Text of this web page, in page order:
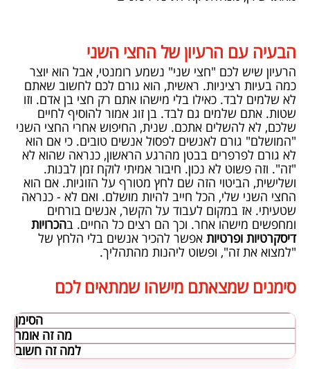
הבעיה עם הרעיון של החצי השני
הרעיון שיש לכם "חצי שני" נשמע רומנטי, אבל הוא יוצר
כמה בעיות רציניות. ראשית, הוא גורם לכם לחשוב שאתם
לא שלמים לבד. כאילו בלי מישהו אתם רק חצי בן אדם. וזו
שטות. אתם שלמים גם לבד. בן זוג אמור להוסיף לחיים
שלכם, לא להשלים אתכם. שנית, החיפוש אחרי החצי השני
"המושלם" גורם לאנשים לפסול אנשים טובים. כי אם הוא
לא גורם לפרפרים בבטן מהרגע הראשון, כנראה שהוא לא
"זה". וזה פשוט לא נכון. חיבור אמיתי לוקח זמן לבנות.
ושלישית, הביטוי הזה שם לחץ מטורף על הזוגיות. אם הוא
החצי השני שלי, הכל חייב להיות מושלם. ואם לא - כנראה
שטעיתי. אז במקום לעבוד על הקשר, אנשים בורחים
ומחפשים מישהו אחר. וכך הם רצים כל החיים. בהכרויות
דיסקרטיות ופרטיות אפשר להכיר אנשים בלי הלחץ של
"למצוא את זה", ופשוט ליהנות מהתהליך.
סימנים שמצאתם מישהו שמתאים לכם
הסימן
מה זה אומר
למה זה חשוב